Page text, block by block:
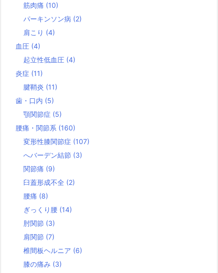
筋肉痛 (10)
パーキンソン病 (2)
肩こり (4)
血圧 (4)
起立性低血圧 (4)
炎症 (11)
腱鞘炎 (11)
歯・口内 (5)
顎関節症 (5)
腰痛・関節系 (160)
変形性膝関節症 (107)
へバーデン結節 (3)
関節痛 (9)
臼蓋形成不全 (2)
腰痛 (8)
ぎっくり腰 (14)
肘関節 (3)
肩関節 (7)
椎間板ヘルニア (6)
膝の痛み (3)